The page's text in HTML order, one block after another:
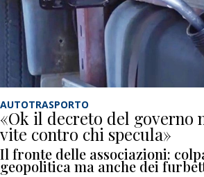
AUTOTRASPORTO
«Ok il decreto del governo
vite contro chi specula»
Il fronte delle associazioni:
geopolitica ma anche dei